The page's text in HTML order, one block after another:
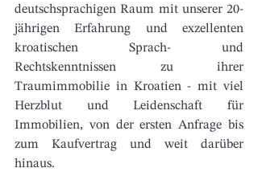
deutschsprachigen Raum mit unserer 20-
jährigen Erfahrung und exzellenten
kroatischen Sprach- und
Rechtskenntnissen zu ihrer
Traumimmobilie in Kroatien - mit viel
Herzblut und Leidenschaft für
Immobilien, von der ersten Anfrage bis
zum Kaufvertrag und weit darüber
hinaus.